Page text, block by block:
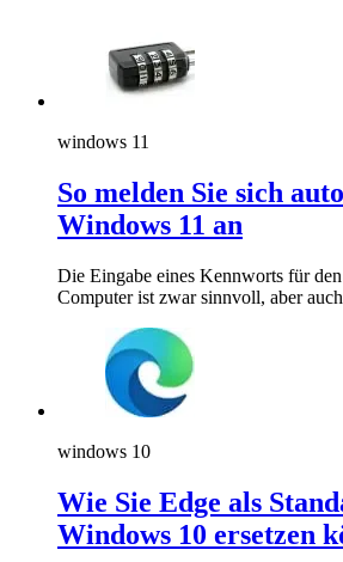
windows 11
So melden Sie sich
Windows 11 an
Die Eingabe eines Kennworts für
Computer ist zwar sinnvoll, aber
windows 10
Wie Sie Edge als
Windows 10 ersetzen